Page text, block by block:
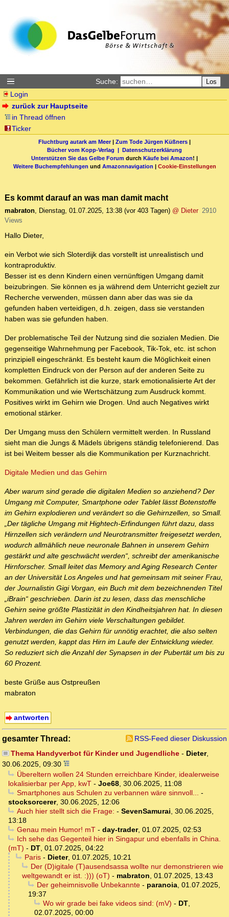
Suche: Los
Login
zurück zur Hauptseite
in Thread öffnen
Ticker
Fluchtburg autark am Meer| Zum Tode Jürgen Küßners |
Bücher vom Kopp-Verlag | Datenschutzerklärung
Unterstützen Sie das Gelbe Forum durch Käufe bei Amazon! |
Weitere Buchempfehlungen und Amazonnavigation | Cookie-Einstellungen
Es kommt darauf an was man damit macht
mabraton, Dienstag, 01.07.2025, 13:38 (vor 403 Tagen) @ Dieter 2910
Views
Hallo Dieter,
ein Verbot wie sich Sloterdijk das vorstellt ist unrealistisch und
kontraproduktiv.
Besser ist es denn Kindern einen vernünftigen Umgang damit
beizubringen. Sie können es ja während dem Unterricht gezielt zur
Recherche verwenden, müssen dann aber das was sie da
gefunden haben verteidigen, d.h. zeigen, dass sie verstanden
haben was sie gefunden haben.
Der problematische Teil der Nutzung sind die sozialen Medien. Die
gegenseitige Wahrnehmung per Facebook, Tik-Tok, etc. ist schon
prinzipiell eingeschränkt. Es besteht kaum die Möglichkeit einen
kompletten Eindruck von der Person auf der anderen Seite zu
bekommen. Gefährlich ist die kurze, stark emotionalisierte Art der
Kommunikation und wie Wertschätzung zum Ausdruck kommt.
Positives wirkt im Gehirn wie Drogen. Und auch Negatives wirkt
emotional stärker.
Der Umgang muss den Schülern vermittelt werden. In Russland
sieht man die Jungs & Mädels übrigens ständig telefonierend. Das
ist bei Weitem besser als die Kommunikation per Kurznachricht.
Digitale Medien und das Gehirn
Aber warum sind gerade die digitalen Medien so anziehend? Der
Umgang mit Computer, Smartphone oder Tablet lässt Botenstoffe
im Gehirn explodieren und verändert so die Gehirnzellen, so Small.
„Der tägliche Umgang mit Hightech-Erfindungen führt dazu, dass
Hirnzellen sich verändern und Neurotransmitter freigesetzt werden,
wodurch allmählich neue neuronale Bahnen in unserem Gehirn
gestärkt und alte geschwächt werden“, schreibt der amerikanische
Hirnforscher. Small leitet das Memory and Aging Research Center
an der Universität Los Angeles und hat gemeinsam mit seiner Frau,
der Journalistin Gigi Vorgan, ein Buch mit dem bezeichnenden Titel
„iBrain“ geschrieben. Darin ist zu lesen, dass das menschliche
Gehirn seine größte Plastizität in den Kindheitsjahren hat. In diesen
Jahren werden im Gehirn viele Verschaltungen gebildet.
Verbindungen, die das Gehirn für unnötig erachtet, die also selten
genutzt werden, kappt das Hirn im Laufe der Entwicklung wieder.
So reduziert sich die Anzahl der Synapsen in der Pubertät um bis zu
60 Prozent.
beste Grüße aus Ostpreußen
mabraton
antworten
gesamter Thread:
RSS-Feed dieser Diskussion
Thema Handyverbot für Kinder und Jugendliche- Dieter,
30.06.2025, 09:30
Übereltern wollen 24 Stunden erreichbare Kinder, idealerweise
lokalisierbar per App, kwT - Joe68, 30.06.2025, 11:08
Smartphones aus Schulen zu verbannen wäre sinnvoll... -
stocksorcerer, 30.06.2025, 12:06
Auch hier stellt sich die Frage: - SevenSamurai, 30.06.2025,
13:18
Genau mein Humor! mT- day-trader, 01.07.2025, 02:53
Ich sehe das Gegenteil hier in Singapur und ebenfalls in China.
(mT) - DT, 01.07.2025, 04:22
Paris- Dieter, 01.07.2025, 10:21
Der (D)igitale (T)ausendsassa wollte nur demonstrieren wie
weltgewandt er ist. :))) (oT) - mabraton, 01.07.2025, 13:43
Der geheimnisvolle Unbekannte- paranoia, 01.07.2025,
19:37
Wo wir grade bei fake videos sind: (mV) - DT,
02.07.2025, 00:00